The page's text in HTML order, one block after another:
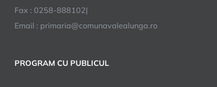
Fax : 0258-888102|
Email : primaria@comunavalealunga.ro
PROGRAM CU PUBLICUL